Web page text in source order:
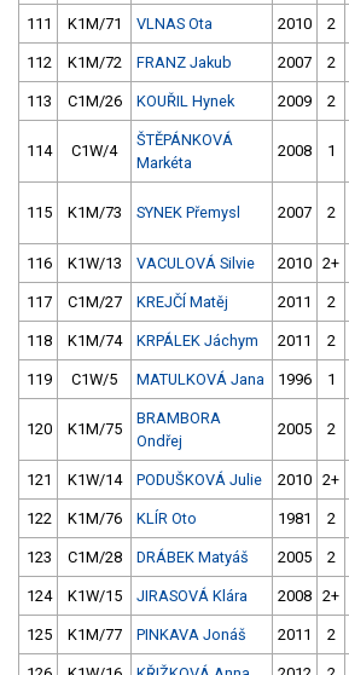
111 K1M/71 VLNAS Ota 2010 2
112 K1M/72 FRANZ Jakub 2007 2
113 C1M/26 KOUŘIL Hynek 2009 2
114 C1W/4
ŠTĚPÁNKOVÁ
Markéta
2008 1
115 K1M/73 SYNEK Přemysl 2007 2
116 K1W/13 VACULOVÁ Silvie 2010 2+
117 C1M/27 KREJČÍ Matěj 2011 2
118 K1M/74 KRPÁLEK Jáchym 2011 2
119 C1W/5 MATULKOVÁ Jana 1996 1
120 K1M/75
BRAMBORA
Ondřej
2005 2
121 K1W/14 PODUŠKOVÁ Julie 2010 2+
122 K1M/76 KLÍR Oto 1981 2
123 C1M/28 DRÁBEK Matyáš 2005 2
124 K1W/15 JIRASOVÁ Klára 2008 2+
125 K1M/77 PINKAVA Jonáš 2011 2